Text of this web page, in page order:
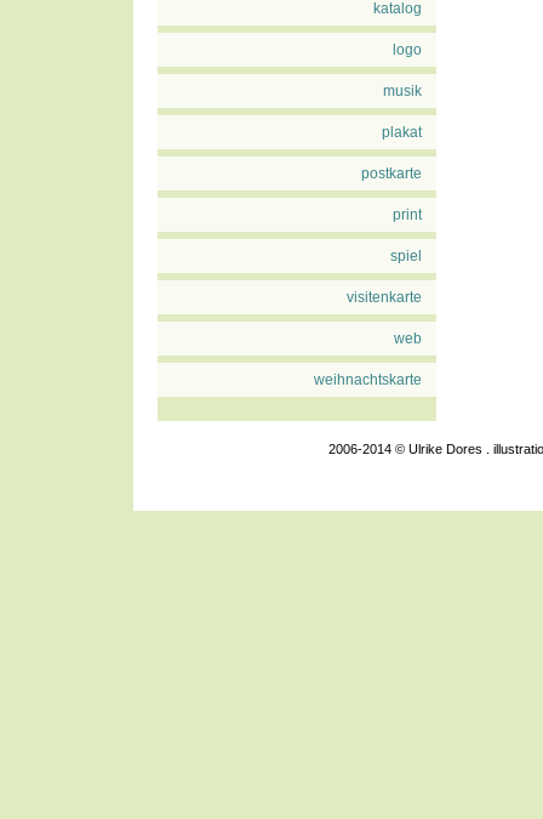
katalog
logo
musik
plakat
postkarte
print
spiel
visitenkarte
web
weihnachtskarte
2006-2014 © Ulrike Dores .